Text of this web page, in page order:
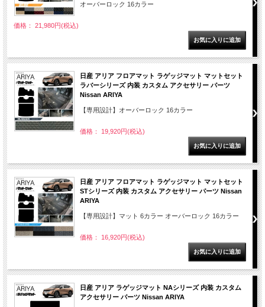
オーバーロック 16カラー
価格： 21,980円(税込)
日産 アリア フロアマット ラゲッジマット マットセット
ラバーシリーズ 内装 カスタム アクセサリー パーツ
Nissan ARIYA
【専用設計】オーバーロック 16カラー
価格： 19,920円(税込)
日産 アリア フロアマット ラゲッジマット マットセット
STシリーズ 内装 カスタム アクセサリー パーツ Nissan
ARIYA
【専用設計】マット 6カラー オーバーロック 16カラー
価格： 16,920円(税込)
日産 アリア ラゲッジマット NAシリーズ 内装 カスタム
アクセサリー パーツ Nissan ARIYA